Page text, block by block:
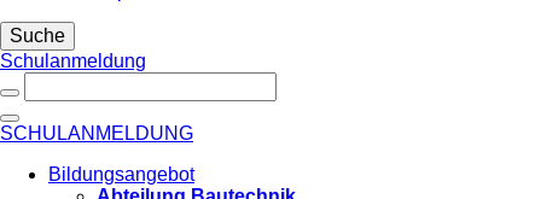
Suche
Schulanmeldung
SCHULANMELDUNG
Bildungsangebot